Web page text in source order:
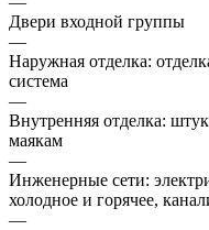
Двери входной группы
—
Наружная отделка:
система
—
Внутренняя отделка:
маякам
—
Инженерные сети:
холодное и горячее,
—